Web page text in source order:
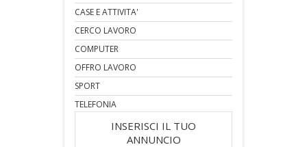
CASE E ATTIVITA'
CERCO LAVORO
COMPUTER
OFFRO LAVORO
SPORT
TELEFONIA
INSERISCI IL TUO
ANNUNCIO